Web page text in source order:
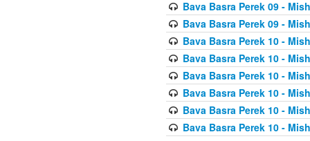
Bava Basra Perek 09 -
Bava Basra Perek 09 -
Bava Basra Perek 10 -
Bava Basra Perek 10 -
Bava Basra Perek 10 -
Bava Basra Perek 10 -
Bava Basra Perek 10 -
Bava Basra Perek 10 -